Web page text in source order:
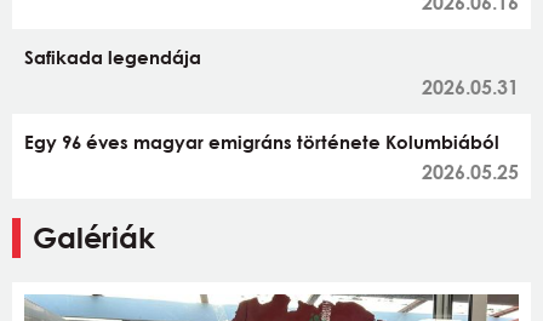
Safikada legendája
2026.05.31
Egy 96 éves magyar emigráns története Kolumbiából
2026.05.25
Galériák